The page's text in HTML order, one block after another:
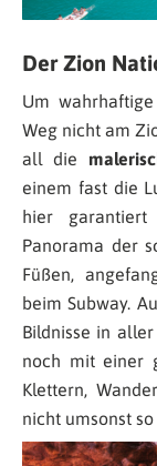
Der Zion
Um
Weg nicht am
all die
einem fast die
hier
Panorama der
Füßen,
beim Subway.
Bildnisse in
noch mit einer
Klettern,
nicht umsonst